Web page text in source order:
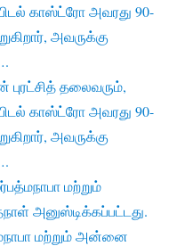
காஸ்ட்ரோ அவரது 90-
அவருக்கு
புரட்சித் தலைவரும்,
காஸ்ட்ரோ அவரது 90-
அவருக்கு
மற்றும்
அனுஸ்டிக்கப்பட்டது.
மற்றும் அன்னை